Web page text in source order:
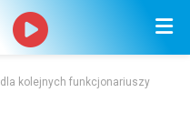
kolejnych funkcjonariuszy